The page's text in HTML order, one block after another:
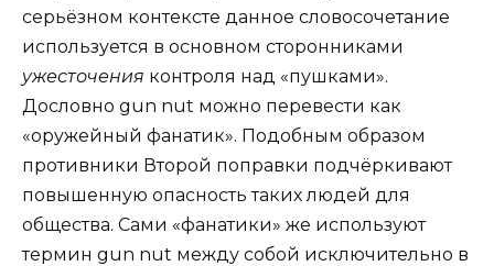
серьёзном контексте данное словосочетание
используется в основном сторонниками
ужесточения контроля над «пушками».
Дословно gun nut можно перевести как
«оружейный фанатик». Подобным образом
противники Второй поправки подчёркивают
повышенную опасность таких людей для
общества. Сами «фанатики» же используют
термин gun nut между собой исключительно в